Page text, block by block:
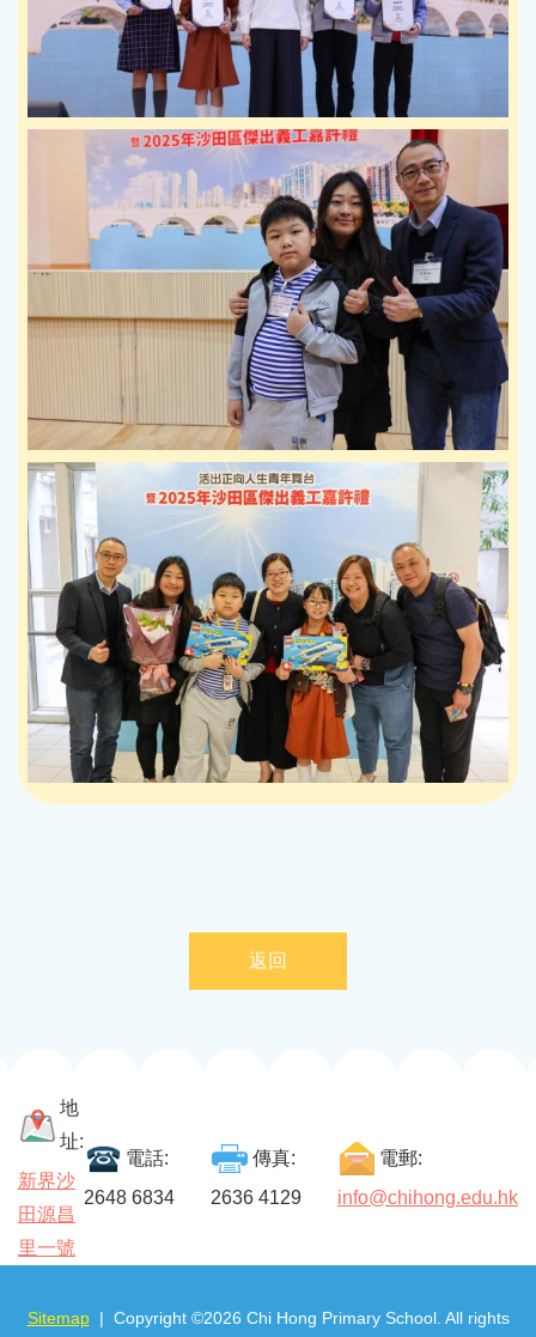
返回
地
址:
新界沙
田源昌
里一號
電話:
2648 6834
傳真:
2636 4129
電郵:
info@chihong.edu.hk
Sitemap| Copyright ©2026 Chi Hong Primary School. All rights